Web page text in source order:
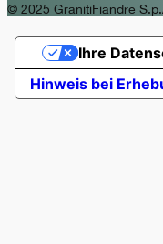
© 2025 GranitiFiandre
Hinweis bei
Ihre